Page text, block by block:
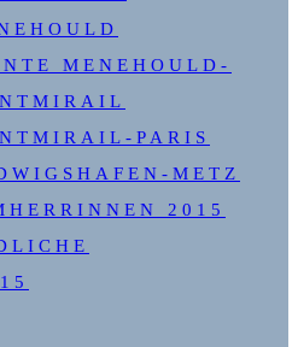
MENEHOULD-
PARIS
METZ
2015